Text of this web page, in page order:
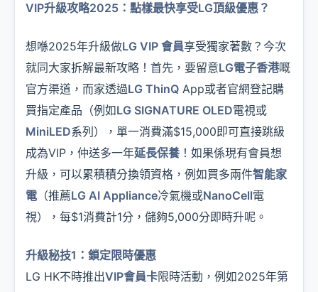
VIP升級攻略2025：點樣最快享受LG頂級優惠？
想喺2025年升級做LG VIP 會員享受獨家著數？今次
就同大家拆解最新攻略！首先，要留意LG電子香港嘅
官方渠道，而家透過LG ThinQ App或者官網登記購
買指定產品（例如LG SIGNATURE OLED電視或
MiniLED系列），單一消費滿$15,000即可直接跳級
成為VIP，仲送多一年延長保養 ！如果係現有會員想
升級，可以累積積分換領資格，例如買多兩件智能家
電 （推薦LG AI Appliance冷氣機或NanoCell電
視），每$1消費計1分，儲夠5,000分即時升呢。
升級秘技1：鎖定限時優惠
LG HK不時推出VIP會員卡限時活動，例如2025年第